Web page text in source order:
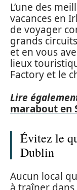
L’une des
vacances en
de voyager
grands
et en vous
lieux
Factory et le
Lire
marabout en
Évitez le
Dublin
Aucun local